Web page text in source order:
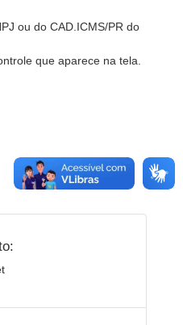
ou do CAD.ICMS/PR do
que aparece na tela.